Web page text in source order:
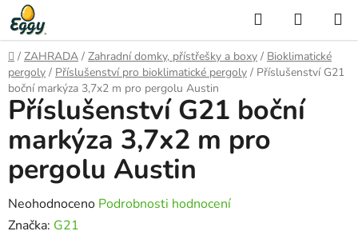
Přejít
na
obsah
Hledat
KOŠÍK
Domů
/ ZAHRADA / Zahradní domky, přístřešky a boxy / Bioklimatické
pergoly / Příslušenství pro bioklimatické pergoly / Příslušenství G21
boční markýza 3,7x2 m pro pergolu Austin
Příslušenství G21 boční
markýza 3,7x2 m pro
pergolu Austin
Průměrné
hodnocení
Neohodnoceno Podrobnosti hodnocení
Značka: G21